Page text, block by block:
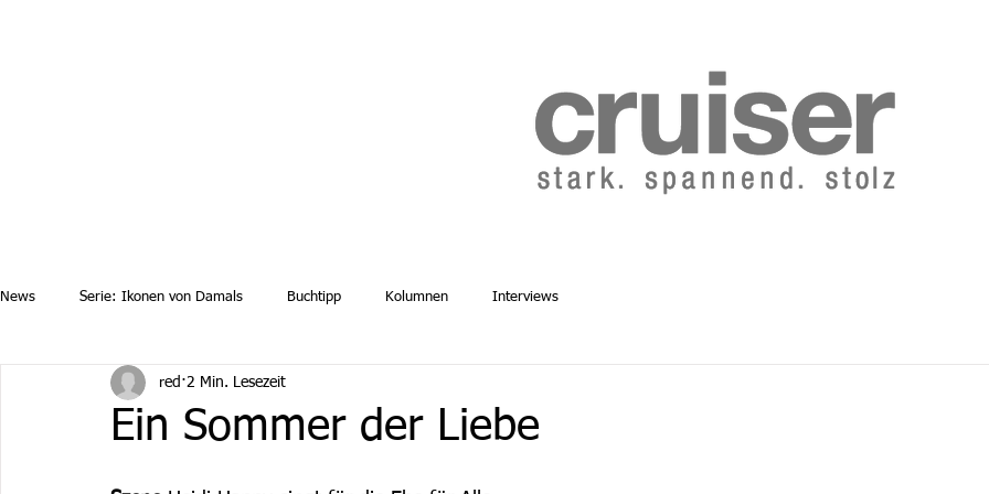
News Serie: Ikonen von Damals Buchtipp Kolumnen Interviews
Ein Sommer der Liebe
red 2 Min. Lesezeit